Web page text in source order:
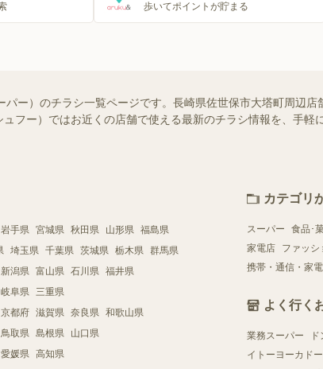
歩いてポイントが貯まる
パー）のチラシ一覧ページです。長崎県佐世保市大塔町周辺
フー）ではお近くの店舗で使える最新のチラシ情報を、手軽
岩手県 宮城県 秋田県 山形県 福島県
埼玉県 千葉県 茨城県 栃木県 群馬県
新潟県 富山県 石川県 福井県
岐阜県 三重県
京都府 滋賀県 奈良県 和歌山県
鳥取県 島根県 山口県
愛媛県 高知県
カテゴリ
スーパー 食品･
家電店
ファッシ
携帯・通信・家電
よく行く
業務スーパー
イトーヨーカドー